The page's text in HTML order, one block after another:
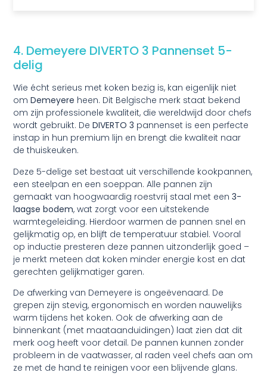
4. Demeyere DIVERTO 3 Pannenset 5-
delig
Wie écht serieus met koken bezig is, kan eigenlijk niet
omDemeyere heen. Dit Belgische merk staat bekend
om zijn professionele kwaliteit, die wereldwijd door chefs
wordt gebruikt. DeDIVERTO 3 pannenset is een perfecte
instap in hun premium lijn en brengt die kwaliteit naar
de thuiskeuken.
Deze 5-delige set bestaat uit verschillende kookpannen,
een steelpan en een soeppan. Alle pannen zijn
gemaakt van hoogwaardig roestvrij staal met een3-
laagse bodem, wat zorgt voor een uitstekende
warmtegeleiding. Hierdoor warmen de pannen snel en
gelijkmatig op, en blijft de temperatuur stabiel. Vooral
op inductie presteren deze pannen uitzonderlijk goed –
je merkt meteen dat koken minder energie kost en dat
gerechten gelijkmatiger garen.
De afwerking van Demeyere is ongeëvenaard. De
grepen zijn stevig, ergonomisch en worden nauwelijks
warm tijdens het koken. Ook de afwerking aan de
binnenkant (met maataanduidingen) laat zien dat dit
merk oog heeft voor detail. De pannen kunnen zonder
probleem in de vaatwasser, al raden veel chefs aan om
ze met de hand te reinigen voor een blijvende glans.